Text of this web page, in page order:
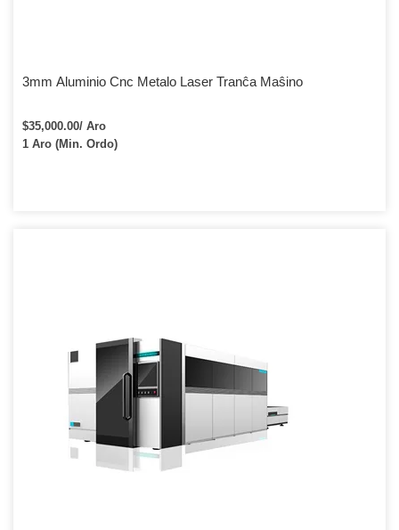
3mm Aluminio Cnc Metalo Laser Tranĉa Maŝino
$35,000.00/ Aro
1 Aro (Min. Ordo)